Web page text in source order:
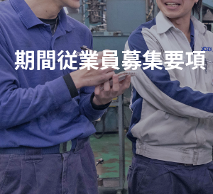
期間従業員募集要項